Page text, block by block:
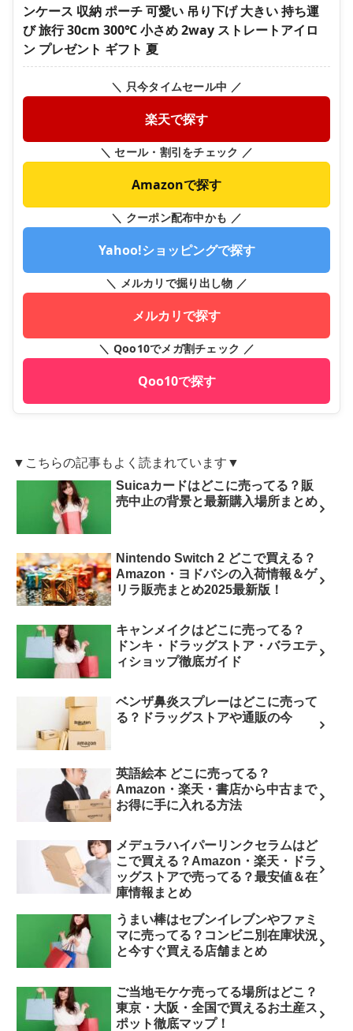
ンケース 収納 ポーチ 可愛い 吊り下げ 大きい 持ち運
び 旅行 30cm 300℃ 小さめ 2way ストレートアイロ
ン プレゼント ギフト 夏
＼ 只今タイムセール中 ／
楽天で探す
＼ セール・割引をチェック ／
Amazonで探す
＼ クーポン配布中かも ／
Yahoo!ショッピングで探す
＼ メルカリで掘り出し物 ／
メルカリで探す
＼ Qoo10でメガ割チェック ／
Qoo10で探す
▼こちらの記事もよく読まれています▼
Suicaカードはどこに売ってる？販
売中止の背景と最新購入場所まとめ
Nintendo Switch 2 どこで買える？
Amazon・ヨドバシの入荷情報＆ゲ
リラ販売まとめ2025最新版！
キャンメイクはどこに売ってる？
ドンキ・ドラッグストア・バラエテ
ィショップ徹底ガイド
ベンザ鼻炎スプレーはどこに売って
る？ドラッグストアや通販の今
英語絵本 どこに売ってる？
Amazon・楽天・書店から中古まで
お得に手に入れる方法
メデュラハイパーリンクセラムはど
こで買える？Amazon・楽天・ドラ
ッグストアで売ってる？最安値＆在
庫情報まとめ
うまい棒はセブンイレブンやファミ
マに売ってる？コンビニ別在庫状況
と今すぐ買える店舗まとめ
ご当地モケケ売ってる場所はどこ？
東京・大阪・全国で買えるお土産ス
ポット徹底マップ！